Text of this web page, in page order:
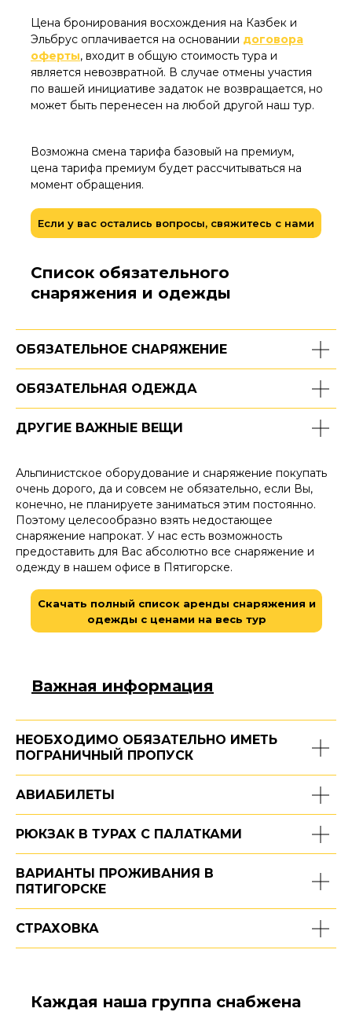
Возможна смена тарифа базовый на премиум,
цена тарифа премиум будет рассчитываться на
момент обращения.
Цена бронирования восхождения на Казбек и
Эльбрус оплачивается на основании договора
оферты, входит в общую стоимость тура и
является невозвратной. В случае отмены участия
по вашей инициативе задаток не возвращается, но
может быть перенесен на любой другой наш тур.
Если у вас остались вопросы, свяжитесь с нами
Список обязательного
снаряжения и одежды
ОБЯЗАТЕЛЬНОЕ СНАРЯЖЕНИЕ
ОБЯЗАТЕЛЬНАЯ ОДЕЖДА
ДРУГИЕ ВАЖНЫЕ ВЕЩИ
Альпинистское оборудование и снаряжение покупать
очень дорого, да и совсем не обязательно, если Вы,
конечно, не планируете заниматься этим постоянно.
Поэтому целесообразно взять недостающее
снаряжение напрокат. У нас есть возможность
предоставить для Вас абсолютно все снаряжение и
одежду в нашем офисе в Пятигорске.
Скачать полный список аренды снаряжения и
одежды с ценами на весь тур
Важная информация
НЕОБХОДИМО ОБЯЗАТЕЛЬНО ИМЕТЬ
ПОГРАНИЧНЫЙ ПРОПУСК
АВИАБИЛЕТЫ
РЮКЗАК В ТУРАХ С ПАЛАТКАМИ
ВАРИАНТЫ ПРОЖИВАНИЯ В
ПЯТИГОРСКЕ
СТРАХОВКА
Каждая наша группа снабжена